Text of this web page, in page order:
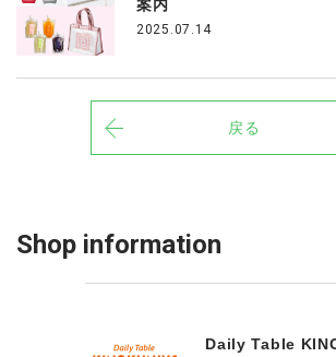
案内
2025.07.14
戻る
Shop information
Daily Table